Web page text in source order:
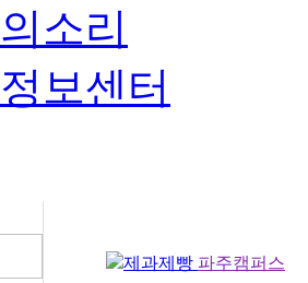
소리
보센터
제과제빵 파주캠퍼스